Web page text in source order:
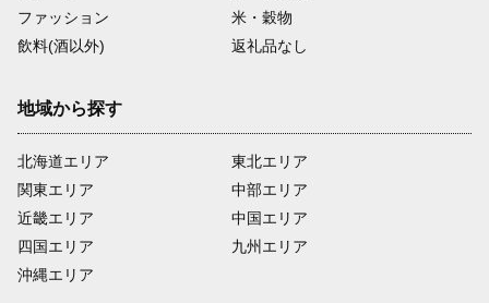
ファッション
米・穀物
飲料(酒以外)
返礼品なし
地域から探す
北海道エリア
関東エリア
近畿エリア
四国エリア
沖縄エリア
東北エリア
中部エリア
中国エリア
九州エリア